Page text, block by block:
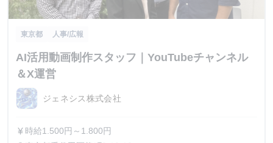
東京都 人事/広報
AI活用動画制作スタッフ｜YouTubeチャンネル
＆X運営
ジェネシス株式会社
currency_yen 時給1.500円～1.800円